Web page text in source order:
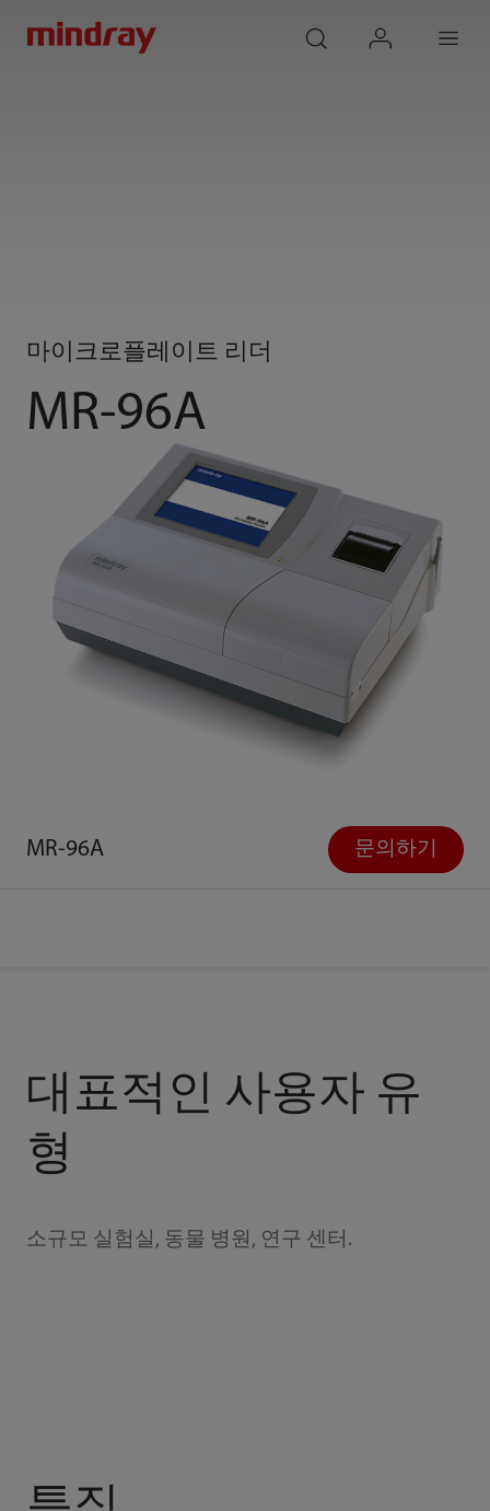
마이크로플레이트 리더
MR-96A
MR-96A 문의하기
대표적인 사용자 유
형
소규모 실험실, 동물 병원, 연구 센터.